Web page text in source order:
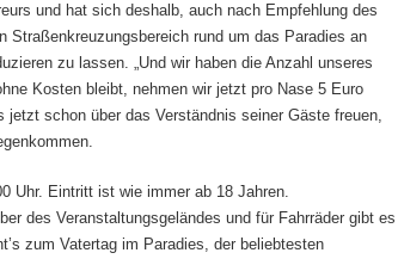
und hat sich deshalb, auch nach Empfehlung des
Straßenkreuzungsbereich rund um das Paradies an
zu lassen. „Und wir haben die Anzahl unseres
Kosten bleibt, nehmen wir jetzt pro Nase 5 Euro
jetzt schon über das Verständnis seiner Gäste freuen,
Uhr. Eintritt ist wie immer ab 18 Jahren.
des Veranstaltungsgeländes und für Fahrräder gibt es
zum Vatertag im Paradies, der beliebtesten